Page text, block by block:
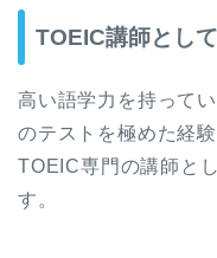
TOEIC講師とし
高い語学力を持って
のテストを極めた経
TOEIC専門の講師と
す。